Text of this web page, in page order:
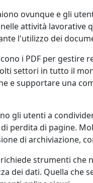
ovunque e gli
attività lavorative
l'utilizzo dei
i PDF per
settori in tutto il
e supportare una
gli utenti a
perdita di pagine.
di archiviazione,
richiede strumenti che
dei dati. Quella che